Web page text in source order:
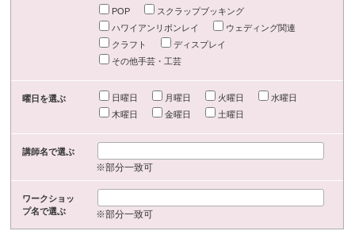
POP
スクラップブッキング
ハワイアンリボンレイ
ウェディング関連
クラフト
ディスプレイ
その他手芸・工芸
曜日を選ぶ 日曜日 月曜日 火曜日
水曜日
木曜日
金曜日 土曜日
講師名で選ぶ
※部分一致可
ワークショッ
プ名で選ぶ
※部分一致可